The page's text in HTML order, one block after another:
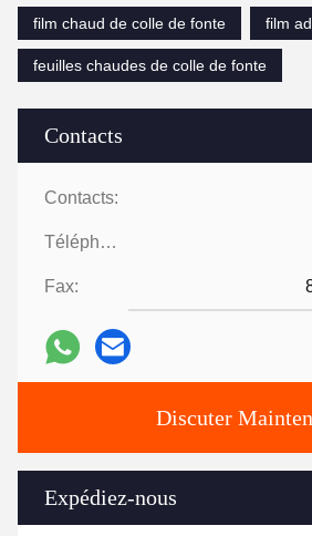
Contacts
Contacts:
Téléphone:
Fax:
Discuter
Expédiez-nous
film chaud de colle de fonte
film
feuilles chaudes de colle de fonte